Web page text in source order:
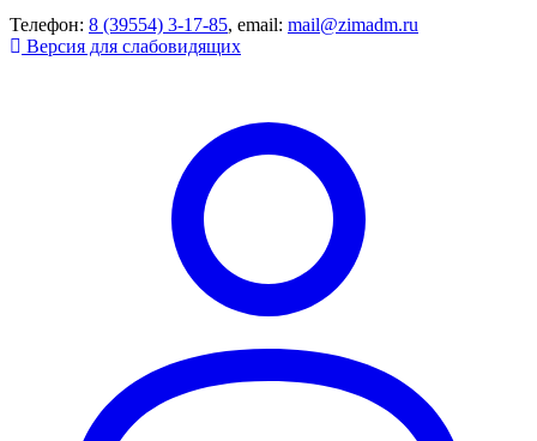
Телефон: 8 (39554) 3-17-85, email: mail@zimadm.ru
Версия для слабовидящих